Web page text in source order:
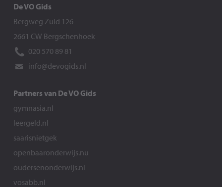
De VO Gids
Bergweg Zuid 126
2661 CW Bergschenhoek
020 570 89 81
info@devogids.nl
Partners van De VO Gids
gymnasia.nl
leergeld.nl
saarisnietgek
openbaaronderwijs.nu
oudersenonderwijs.nl
vosabb.nl